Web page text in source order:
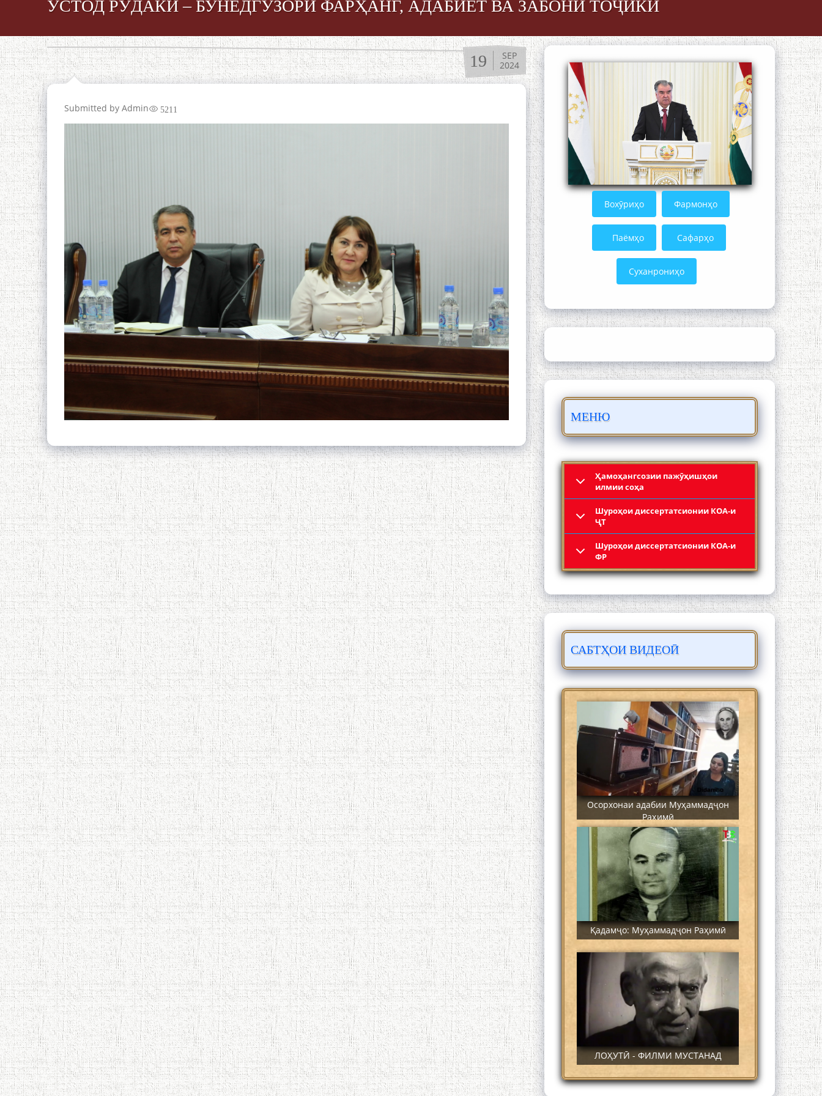
УСТОД РӮДАКӢ – БУНЁДГУЗОРИ ФАРҲАНГ, АДАБИЁТ ВА ЗАБОНИ ТОҶИКӢ
19
SEP
2024
Submitted by Admin 5211
Вохӯриҳо Фармонҳо
Паёмҳо Сафарҳо
Суханрониҳо
МЕНЮ
Ҳамоҳангсозии пажӯҳишҳои
илмии соҳа
Шyроҳои диссертатсионии КОА-и
ҶТ
Шyроҳои диссертатсионии КОА-и
ФР
САБТҲОИ ВИДЕОӢ
Устод Мумин Қаноат (Ustod Mumin
Qanoat) and Master Mehryar
Mehrafarin about the conflict of the
name of the Persian Gulf
Сайри Дарвоз бо Мӯъмин Қаноат:
Чанор ҳам "гап" мезанад
МАОРИФИ КИШВАР АЗ ҶОНИБИ
ОЛИМОНИ АКАДЕМИЯИ МИЛЛИИ
ОСОРХОНАИ МӮЪМИН ҚАНОАТ
Кадамчо Худои Шарифзода
Сайре дар Осорхона Муҳаммадҷон
Раҳимӣ
Осорхонаи адабии Муҳаммадҷон
Раҳимӣ
Қадамҷо: Муҳаммадҷон Раҳимӣ
ЛОҲУТӢ - ФИЛМИ МУСТАНАД